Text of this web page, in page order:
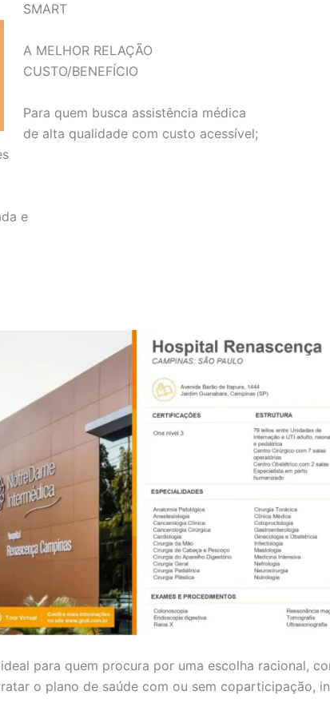
SMART
A MELHOR RELAÇÃO
CUSTO/BENEFÍCIO
Para quem busca assistência médica
de alta qualidade com custo acessível;
e
para quem procura por uma escolha racional,
o plano de saúde com ou sem coparticipação,